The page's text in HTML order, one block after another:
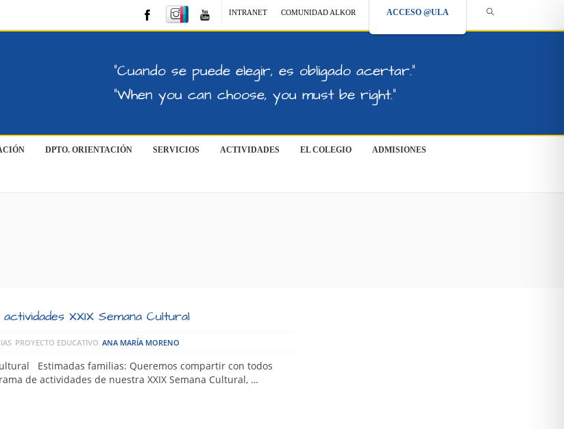
INTRANET COMUNIDAD ALKOR ACCESO @ULA
"Cuando se puede elegir, es obligado acertar."
"When you can choose, you must be right."
DPTO. ORIENTACIÓN SERVICIOS ACTIVIDADES EL COLEGIO ADMISIONES
XXIX Semana Cultural
PROYECTO EDUCATIVO ANA MARÍA MORENO
Estimadas familias: Queremos compartir con todos
de actividades de nuestra XXIX Semana Cultural, …